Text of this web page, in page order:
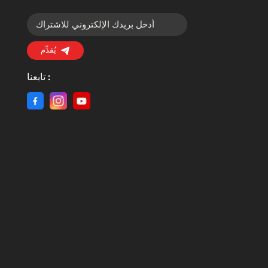
يُقدِّم
تابعنا :